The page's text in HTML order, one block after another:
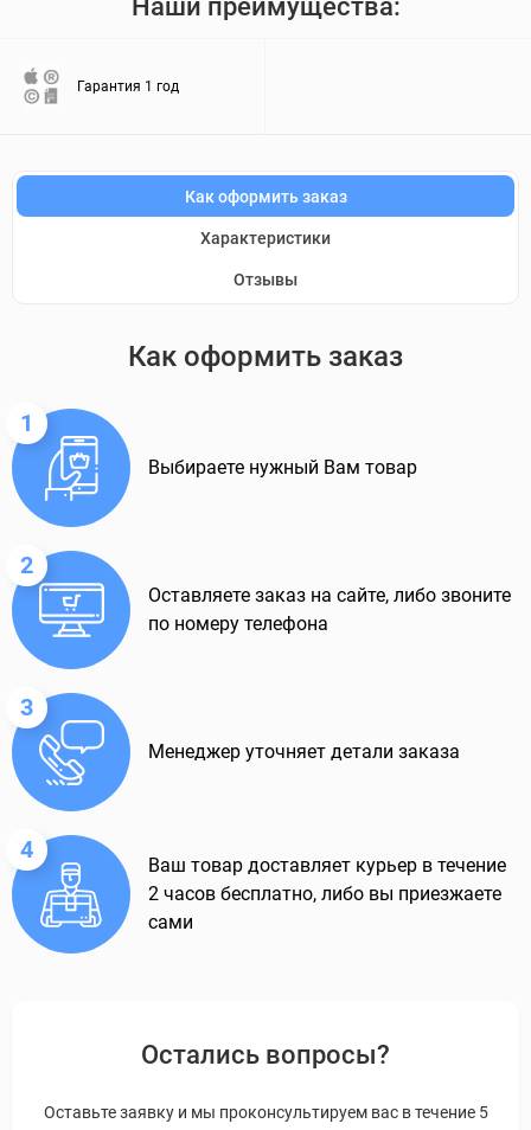
Наши преимущества:
Гарантия 1 год
Как оформить заказ
Характеристики
Отзывы
Как оформить заказ
1
Выбираете нужный Вам товар
2
Оставляете заказ на сайте, либо звоните
по номеру телефона
3
Менеджер уточняет детали заказа
4
Ваш товар доставляет курьер в течение
2 часов бесплатно, либо вы приезжаете
сами
Остались вопросы?
Оставьте заявку и мы проконсультируем вас в течение 5